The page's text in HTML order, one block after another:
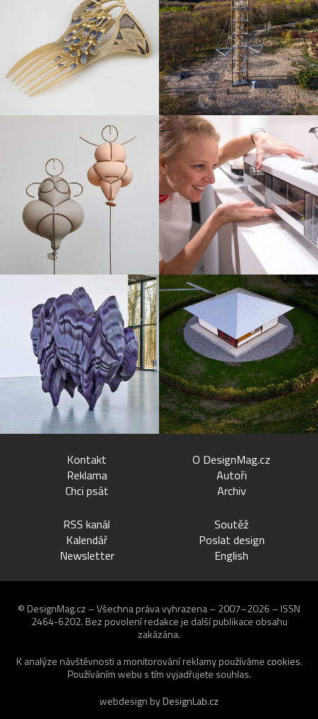
Kontakt
Reklama
Chci psát
O DesignMag.cz
Autoři
Archiv
RSS kanál
Kalendář
Newsletter
Soutěž
Poslat design
English
© DesignMag.cz – Všechna práva vyhrazena – 2007–2026 – ISSN
2464-6202. Bez povolení redakce je další publikace obsahu
zakázána.
K analýze návštěvnosti a monitorování reklamy používáme cookies.
Používáním webu s tím vyjadřujete souhlas.
webdesign byDesignLab.cz